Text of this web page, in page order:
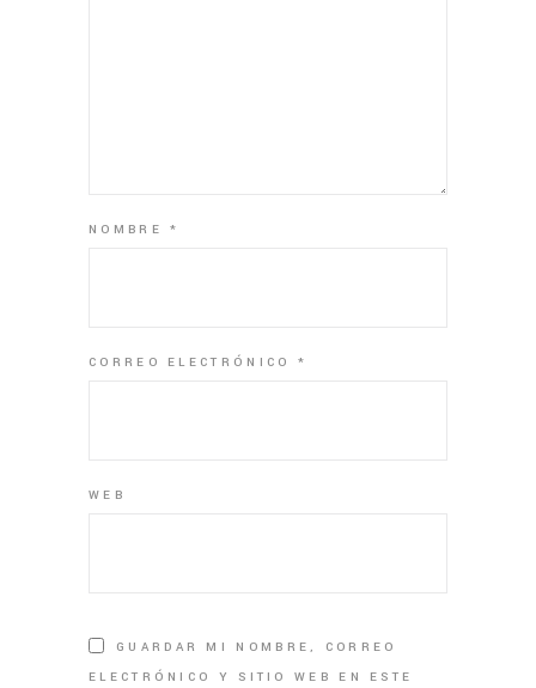
NOMBRE*
CORREO ELECTRÓNICO *
WEB
GUARDAR MI NOMBRE, CORREO
ELECTRÓNICO Y SITIO WEB EN ESTE